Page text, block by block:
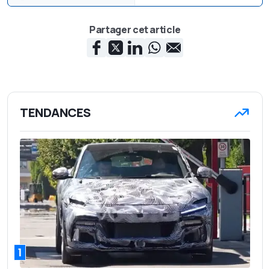
Partager cet article
TENDANCES
1